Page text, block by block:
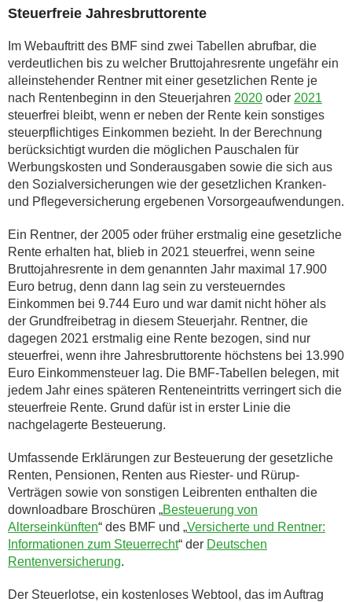
Steuerfreie Jahresbruttorente
Im Webauftritt des BMF sind zwei Tabellen abrufbar, die
verdeutlichen bis zu welcher Bruttojahresrente ungefähr ein
alleinstehender Rentner mit einer gesetzlichen Rente je
nach Rentenbeginn in den Steuerjahren 2020 oder 2021
steuerfrei bleibt, wenn er neben der Rente kein sonstiges
steuerpflichtiges Einkommen bezieht. In der Berechnung
berücksichtigt wurden die möglichen Pauschalen für
Werbungskosten und Sonderausgaben sowie die sich aus
den Sozialversicherungen wie der gesetzlichen Kranken-
und Pflegeversicherung ergebenen Vorsorgeaufwendungen.
Ein Rentner, der 2005 oder früher erstmalig eine gesetzliche
Rente erhalten hat, blieb in 2021 steuerfrei, wenn seine
Bruttojahresrente in dem genannten Jahr maximal 17.900
Euro betrug, denn dann lag sein zu versteuerndes
Einkommen bei 9.744 Euro und war damit nicht höher als
der Grundfreibetrag in diesem Steuerjahr. Rentner, die
dagegen 2021 erstmalig eine Rente bezogen, sind nur
steuerfrei, wenn ihre Jahresbruttorente höchstens bei 13.990
Euro Einkommensteuer lag. Die BMF-Tabellen belegen, mit
jedem Jahr eines späteren Renteneintritts verringert sich die
steuerfreie Rente. Grund dafür ist in erster Linie die
nachgelagerte Besteuerung.
Umfassende Erklärungen zur Besteuerung der gesetzliche
Renten, Pensionen, Renten aus Riester- und Rürup-
Verträgen sowie von sonstigen Leibrenten enthalten die
downloadbare Broschüren „Besteuerung von
Alterseinkünften“ des BMF und „Versicherte und Rentner:
Informationen zum Steuerrecht“ der Deutschen
Rentenversicherung.
Der Steuerlotse, ein kostenloses Webtool, das im Auftrag